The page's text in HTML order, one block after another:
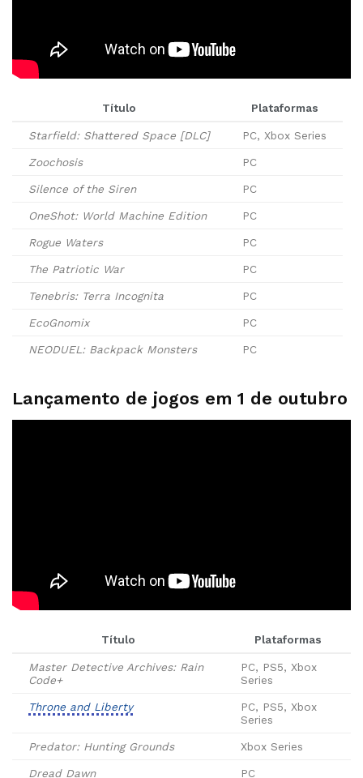
Título Plataformas
Starfield: Shattered Space [DLC] PC, Xbox Series
Zoochosis PC
Silence of the Siren PC
OneShot: World Machine Edition PC
Rogue Waters PC
The Patriotic War PC
Tenebris: Terra Incognita PC
EcoGnomix PC
NEODUEL: Backpack Monsters PC
Lançamento de jogos em 1 de outubro
Título Plataformas
Master Detective Archives: Rain
Code+
PC, PS5, Xbox
Series
Throne and Liberty
PC, PS5, Xbox
Series
Predator: Hunting Grounds Xbox Series
Dread Dawn PC